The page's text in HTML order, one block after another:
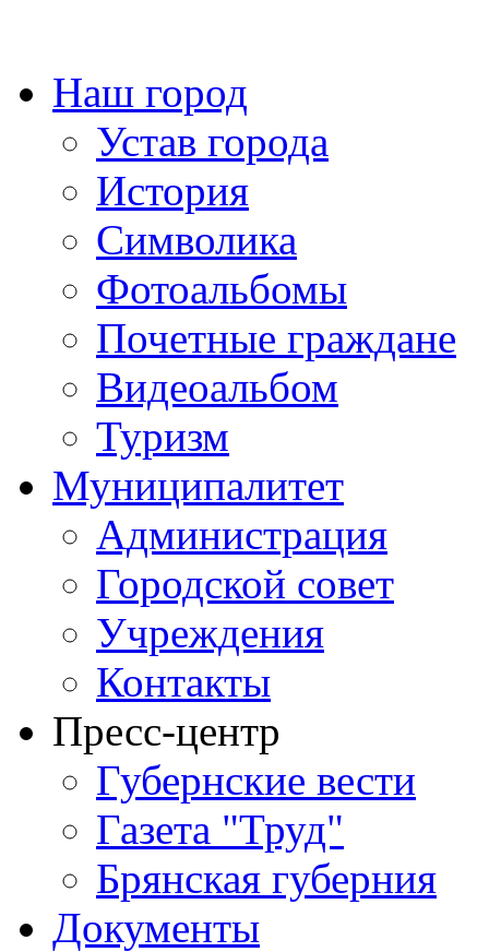
Наш город
Устав города
История
Символика
Фотоальбомы
Почетные граждане
Видеоальбом
Туризм
Муниципалитет
Администрация
Городской совет
Учреждения
Контакты
Пресс-центр
Губернские вести
Газета "Труд"
Брянская губерния
Документы